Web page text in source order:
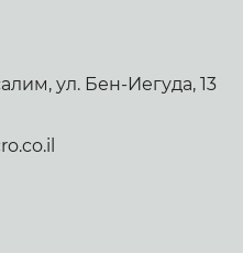
ул. Бен-Иегуда, 13